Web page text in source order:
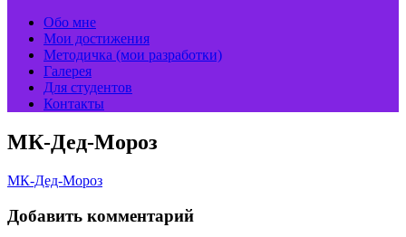
Обо мне
Мои достижения
Методичка (мои разработки)
Галерея
Для студентов
Контакты
МК-Дед-Мороз
МК-Дед-Мороз
Добавить комментарий